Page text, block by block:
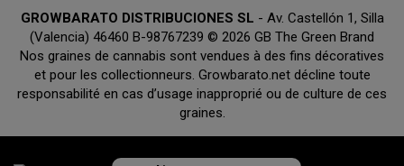
GROWBARATO DISTRIBUCIONES SL - Av. Castellón 1, Silla
(Valencia) 46460 B-98767239 © 2026 GB The Green Brand
Nos graines de cannabis sont vendues à des fins décoratives
et pour les collectionneurs. Growbarato.net décline toute
responsabilité en cas d’usage inapproprié ou de culture de ces
graines.